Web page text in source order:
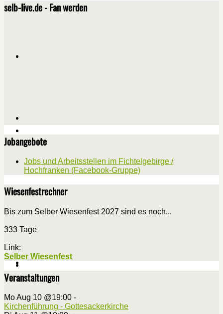
selb-live.de - Fan werden
Jobangebote
Jobs und Arbeitsstellen im Fichtelgebirge /
Hochfranken (Facebook-Gruppe)
Wiesenfestrechner
Bis zum Selber Wiesenfest 2027 sind es noch...
333 Tage
Link:
Selber Wiesenfest
Veranstaltungen
Mo Aug 10 @19:00 -
Kirchenführung - Gottesackerkirche